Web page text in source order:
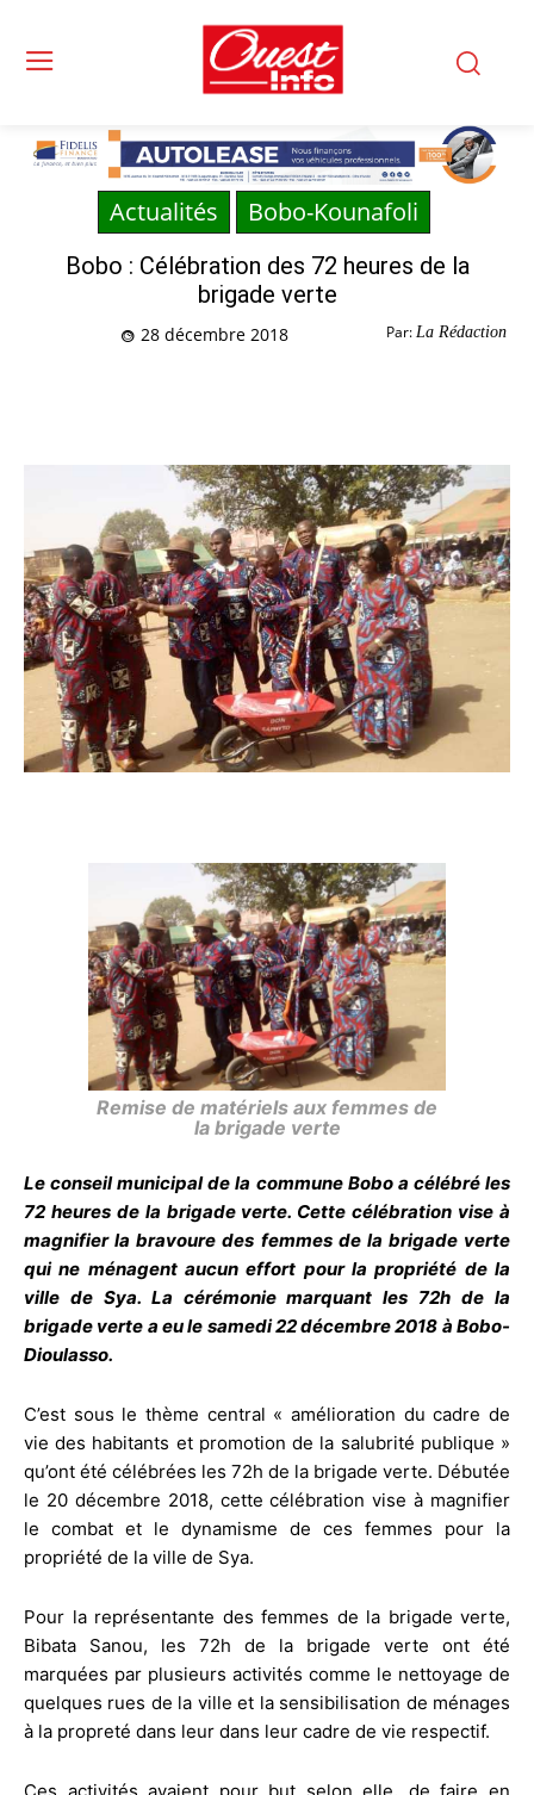
Actualités Bobo-Kounafoli
Bobo : Célébration des 72 heures de la
brigade verte
Par: La Rédaction
28 décembre 2018
Remise de matériels aux femmes de
la brigade verte
Le conseil municipal de la commune Bobo a célébré les
72 heures de la brigade verte. Cette célébration vise à
magnifier la bravoure des femmes de la brigade verte
qui ne ménagent aucun effort pour la propriété de la
ville de Sya. La cérémonie marquant les 72h de la
brigade verte a eu le samedi 22 décembre 2018 à Bobo-
Dioulasso.
C’est sous le thème central « amélioration du cadre de
vie des habitants et promotion de la salubrité publique »
qu’ont été célébrées les 72h de la brigade verte. Débutée
le 20 décembre 2018, cette célébration vise à magnifier
le combat et le dynamisme de ces femmes pour la
propriété de la ville de Sya.
Pour la représentante des femmes de la brigade verte,
Bibata Sanou, les 72h de la brigade verte ont été
marquées par plusieurs activités comme le nettoyage de
quelques rues de la ville et la sensibilisation de ménages
à la propreté dans leur dans leur cadre de vie respectif.
Ces activités avaient pour but selon elle, de faire en